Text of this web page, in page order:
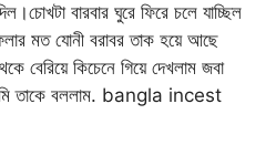
বারবার ঘুরে ফিরে চলে যাচ্ছিল
মত যোনী বরাবর তাক হয়ে আছে
বেরিয়ে কিচেনে গিয়ে দেখলাম জবা
তাকে বললাম. bangla incest